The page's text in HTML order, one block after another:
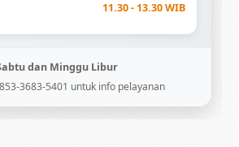
11.30 - 13.30 WIB
dan Minggu Libur
3683-5401 untuk info pelayanan